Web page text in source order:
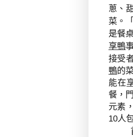
蔥、
菜。
是餐
享鴨
接受
鴨的
能在
餐，
元素
10人